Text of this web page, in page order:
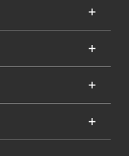
＋
＋
＋
＋